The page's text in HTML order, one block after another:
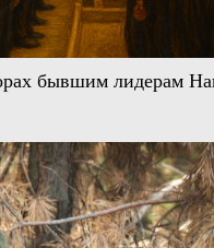
бывшим лидерам